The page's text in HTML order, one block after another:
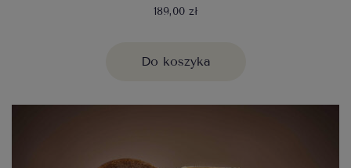
189,00 zł
Do koszyka